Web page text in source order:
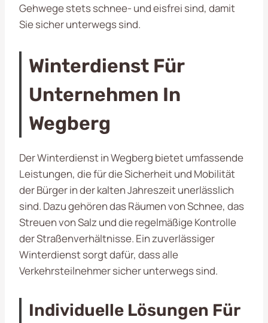
Gehwege stets schnee- und eisfrei sind, damit
Sie sicher unterwegs sind.
Winterdienst Für
Unternehmen In
Wegberg
Der Winterdienst in Wegberg bietet umfassende
Leistungen, die für die Sicherheit und Mobilität
der Bürger in der kalten Jahreszeit unerlässlich
sind. Dazu gehören das Räumen von Schnee, das
Streuen von Salz und die regelmäßige Kontrolle
der Straßenverhältnisse. Ein zuverlässiger
Winterdienst sorgt dafür, dass alle
Verkehrsteilnehmer sicher unterwegs sind.
Individuelle Lösungen Für